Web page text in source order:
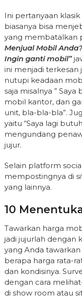
Ini pertanyaan
biasanya bisa
yang membatalkan
Menjual Mobil
Ingin ganti mobil”
ini menjadi
nutupi keadaan
saja misalnya ”
mobil kantor, dan
unit, bla-bla-bla”.
yaitu “Saya lagi
mengundang
jujur.
Selain platform
mempostingnya di
yang lainnya.
10
Tawarkan harga
jadi jujurlah dengan
yang Anda
berapa harga rata-
dan kondisinya.
dengan cara
di show room atau